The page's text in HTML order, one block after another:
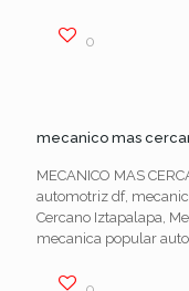
0
mecanico mas
MECANICO MAS
automotriz df,
Cercano Iztapalapa,
mecanica popular